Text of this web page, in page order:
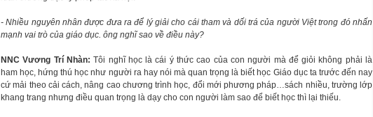
- Nhiều nguyên nhân được đưa ra để lý giải cho cái tham và dối trá của người Việt trong đó nhấn
mạnh vai trò của giáo dục. ông nghĩ sao về điều này?
NNC Vương Trí Nhàn: Tôi nghĩ học là cái ý thức cao của con người mà để giỏi không phải là
ham học, hứng thú học như người ra hay nói mà quan trọng là biết học Giáo dục ta trước đến nay
cứ mải theo cải cách, nâng cao chương trình học, đổi mới phương pháp…sách nhiều, trường lớp
khang trang nhưng điều quan trọng là dạy cho con người làm sao để biết học thì lại thiếu.